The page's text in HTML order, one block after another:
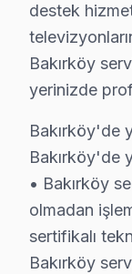
Hisense
Bakırköy
1.Panel
2.Güç Kartı
3.Backlight
4.Yazılım
5.Anakart
Bakırköy
destek
Bakırköy
yerinizde
Bakırköy'de
Bakırköy'de
• Bakırköy
olmadan
sertifikalı
Bakırköy